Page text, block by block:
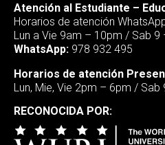
Atención al Estudiante –
Horarios de atención
Lun a Vie 9am – 10pm / Sab 9
WhatsApp: 978 932 495
Horarios de atención
Lun, Mie, Vie 2pm – 6pm /
RECONOCIDA POR: